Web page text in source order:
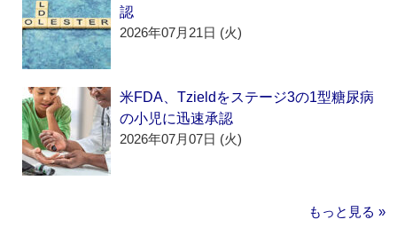
認
2026年07月21日 (火)
米FDA、Tzieldをステージ3の1型糖尿病
の小児に迅速承認
2026年07月07日 (火)
もっと見る »